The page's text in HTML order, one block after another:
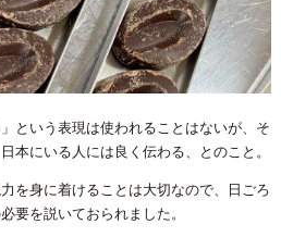
という表現は使われることはないが、そ
本にいる人には良く伝わる、とのこと。
を身に着けることは大切なので、日ごろ
要を説いておられました。